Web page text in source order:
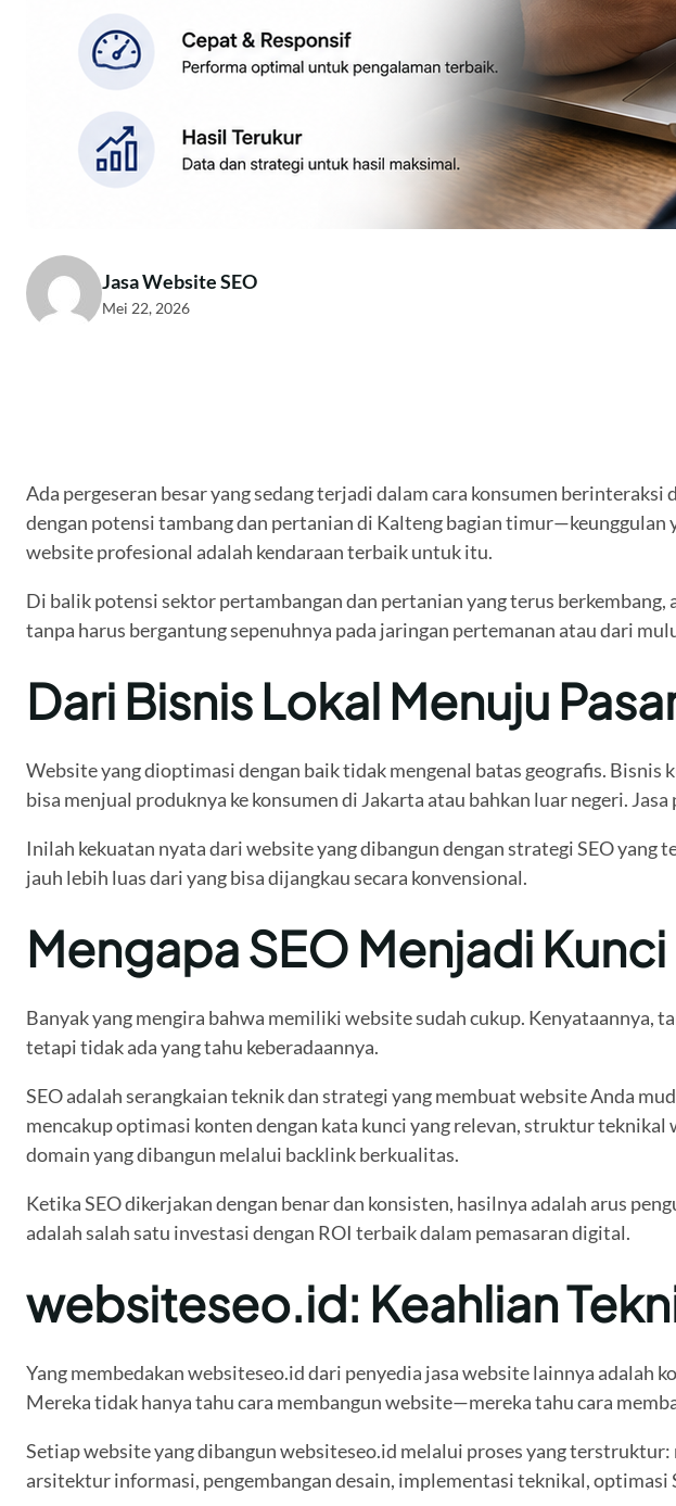
Jasa Website SEO
Mei 22, 2026
Ada pergeseran besar yang sedang terjadi dalam cara konsumen
dengan potensi tambang dan pertanian di Kalteng bagian
website profesional adalah kendaraan terbaik untuk itu.
Di balik potensi sektor pertambangan dan pertanian yang terus
tanpa harus bergantung sepenuhnya pada jaringan pertemanan atau dari
Dari Bisnis Lokal Menuju
Website yang dioptimasi dengan baik tidak mengenal batas geografis.
bisa menjual produknya ke konsumen di Jakarta atau bahkan luar negeri.
Inilah kekuatan nyata dari website yang dibangun dengan strategi SEO
jauh lebih luas dari yang bisa dijangkau secara konvensional.
Mengapa SEO Menjadi
Banyak yang mengira bahwa memiliki website sudah cukup. Kenyataannya,
tetapi tidak ada yang tahu keberadaannya.
SEO adalah serangkaian teknik dan strategi yang membuat website Anda
mencakup optimasi konten dengan kata kunci yang relevan, struktur
domain yang dibangun melalui backlink berkualitas.
Ketika SEO dikerjakan dengan benar dan konsisten, hasilnya adalah arus
adalah salah satu investasi dengan ROI terbaik dalam pemasaran digital.
websiteseo.id: Keahlian
Yang membedakan websiteseo.id dari penyedia jasa website lainnya adalah
Mereka tidak hanya tahu cara membangun website—mereka tahu cara
Setiap website yang dibangun websiteseo.id melalui proses yang
arsitektur informasi, pengembangan desain, implementasi teknikal, optimasi